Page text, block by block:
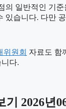
일반적인 기
있습니다. 다만
위원회 자료도 함
다.
2026년